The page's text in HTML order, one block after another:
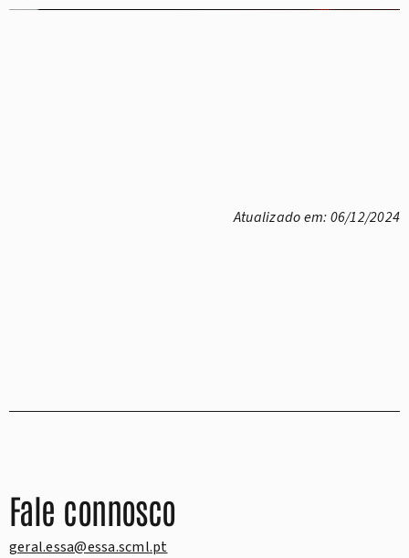
Atualizado em: 06/12/2024
Fale connosco
geral.essa@essa.scml.pt